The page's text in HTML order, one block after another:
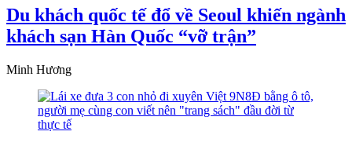
Du khách quốc tế đổ về Seoul khiến ngành
khách sạn Hàn Quốc “vỡ trận”
Minh Hương